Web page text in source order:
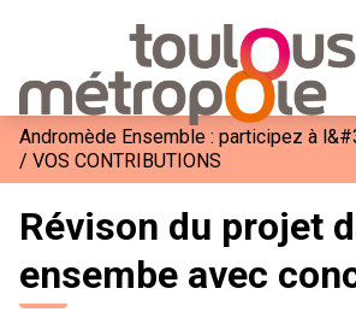
/ VOS CONTRIBUTIONS
Révison du projet
ensembe avec